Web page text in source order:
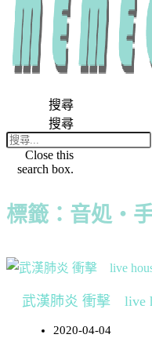
搜尋
搜尋
Close this
search box.
標籤：音処・
武漢肺炎 衝擊 live
2020-04-04